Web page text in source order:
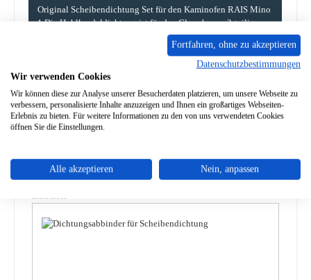
Original Scheibendichtung Set für den Kaminofen RAIS Mino
1 Die Hohlkordeldichtung ist für den Glasrahmen. 2-teiliges
Angaben zur Produktsicherheit
Fortfahren, ohne zu akzeptieren
Datenschutzbestimmungen
Wir verwenden Cookies
Wir können diese zur Analyse unserer Besucherdaten platzieren, um unsere Webseite zu
verbessern, personalisierte Inhalte anzuzeigen und Ihnen ein großartiges Webseiten-
Erlebnis zu bieten. Für weitere Informationen zu den von uns verwendeten Cookies
öffnen Sie die Einstellungen.
Alle akzeptieren Nein, anpassen